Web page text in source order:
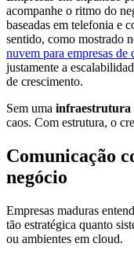
acompanhe o ritmo do
baseadas em telefonia e
sentido, como mostrado
nuvem para empresas de
justamente a
de crescimento.
Sem uma infraestrutura
caos. Com estrutura, o
Comunicação
negócio
Empresas maduras
tão estratégica quanto
ou ambientes em cloud.